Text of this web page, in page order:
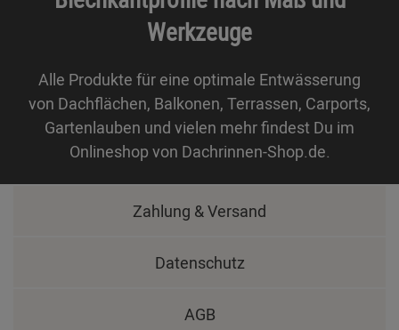
Werkzeuge
Alle Produkte für eine optimale Entwässerung
von Dachflächen, Balkonen, Terrassen, Carports,
Gartenlauben und vielen mehr findest Du im
Onlineshop von Dachrinnen-Shop.de.
Zahlung & Versand
Datenschutz
AGB